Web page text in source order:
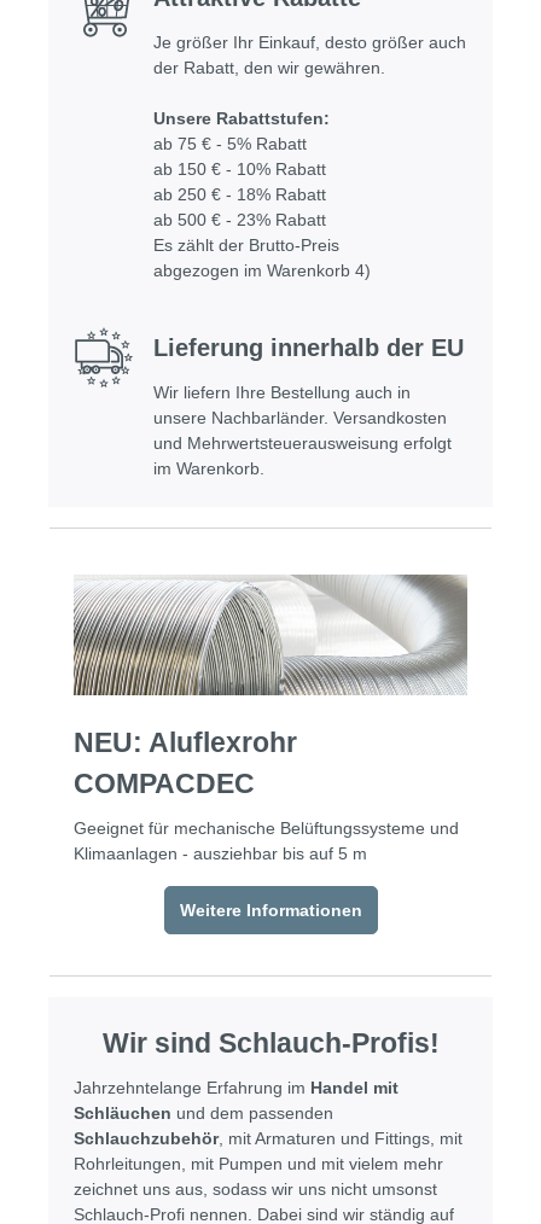
Je größer Ihr Einkauf, desto größer auch
der Rabatt, den wir gewähren.
Unsere Rabattstufen:
ab 75 € - 5% Rabatt
ab 150 € - 10% Rabatt
ab 250 € - 18% Rabatt
ab 500 € - 23% Rabatt
Es zählt der Brutto-Preis
abgezogen im Warenkorb 4)
Lieferung innerhalb der EU
Wir liefern Ihre Bestellung auch in
unsere Nachbarländer. Versandkosten
und Mehrwertsteuerausweisung erfolgt
im Warenkorb.
NEU: Aluflexrohr
COMPACDEC
Geeignet für mechanische Belüftungssysteme und
Klimaanlagen - ausziehbar bis auf 5 m
Weitere Informationen
Wir sind Schlauch-Profis!
Jahrzehntelange Erfahrung im Handel mit
Schläuchen und dem passenden
Schlauchzubehör, mit Armaturen und Fittings, mit
Rohrleitungen, mit Pumpen und mit vielem mehr
zeichnet uns aus, sodass wir uns nicht umsonst
Schlauch-Profi nennen. Dabei sind wir ständig auf